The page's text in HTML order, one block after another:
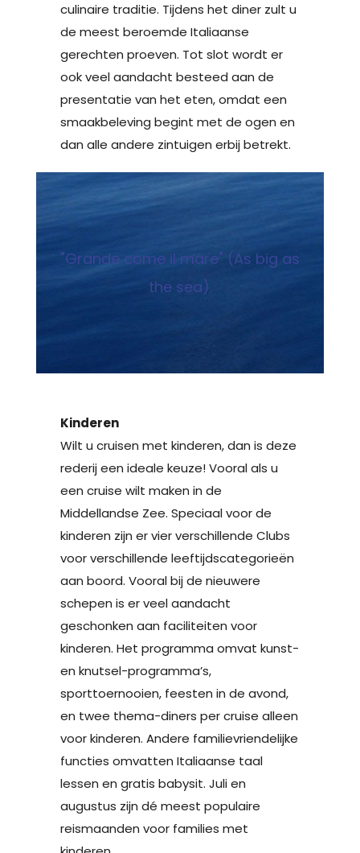
culinaire traditie. Tijdens het diner zult u
de meest beroemde Italiaanse
gerechten proeven. Tot slot wordt er
ook veel aandacht besteed aan de
presentatie van het eten, omdat een
smaakbeleving begint met de ogen en
dan alle andere zintuigen erbij betrekt.
"Grande come il mare" (As big as
the sea).
Kinderen
Wilt u cruisen met kinderen, dan is deze
rederij een ideale keuze! Vooral als u
een cruise wilt maken in de
Middellandse Zee. Speciaal voor de
kinderen zijn er vier verschillende Clubs
voor verschillende leeftijdscategorieën
aan boord. Vooral bij de nieuwere
schepen is er veel aandacht
geschonken aan faciliteiten voor
kinderen. Het programma omvat kunst-
en knutsel-programma’s,
sporttoernooien, feesten in de avond,
en twee thema-diners per cruise alleen
voor kinderen. Andere familievriendelijke
functies omvatten Italiaanse taal
lessen en gratis babysit. Juli en
augustus zijn dé meest populaire
reismaanden voor families met